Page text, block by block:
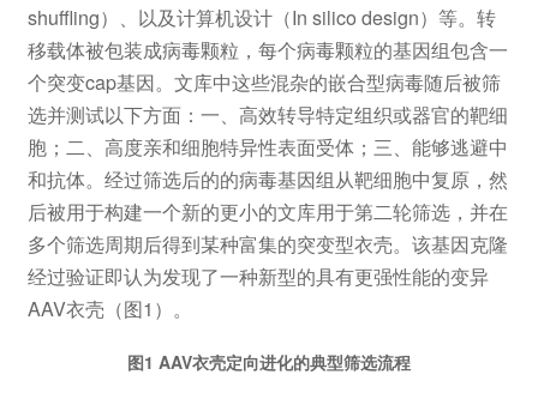
shuffling）、以及计算机设计（In silico design）等。转
移载体被包装成病毒颗粒，每个病毒颗粒的基因组包含一
个突变cap基因。文库中这些混杂的嵌合型病毒随后被筛
选并测试以下方面：一、高效转导特定组织或器官的靶细
胞；二、高度亲和细胞特异性表面受体；三、能够逃避中
和抗体。经过筛选后的的病毒基因组从靶细胞中复原，然
后被用于构建一个新的更小的文库用于第二轮筛选，并在
多个筛选周期后得到某种富集的突变型衣壳。该基因克隆
经过验证即认为发现了一种新型的具有更强性能的变异
AAV衣壳（图1）。
图1 AAV衣壳定向进化的典型筛选流程